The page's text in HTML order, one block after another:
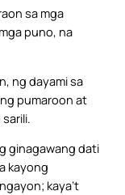
sa mga
puno, na
ng dayami sa
pumaroon at
ginagawang dati
kayong
kaya’t